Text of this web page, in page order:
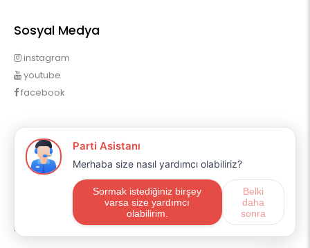
Sosyal Medya
instagram
youtube
facebook
Profilim
Profilim
Sipariş Geçmişim
Alışveriş Listem
Mail Aboneliği